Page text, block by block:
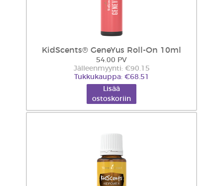
KidScents® GeneYus Roll-On 10ml
54.00 PV
Jälleenmyynti: €90.15
Tukkukauppa: €68.51
Lisää
ostoskoriin